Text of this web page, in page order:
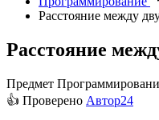
Расстояние между
Расстояние
Предмет
👍 Проверено Автор24